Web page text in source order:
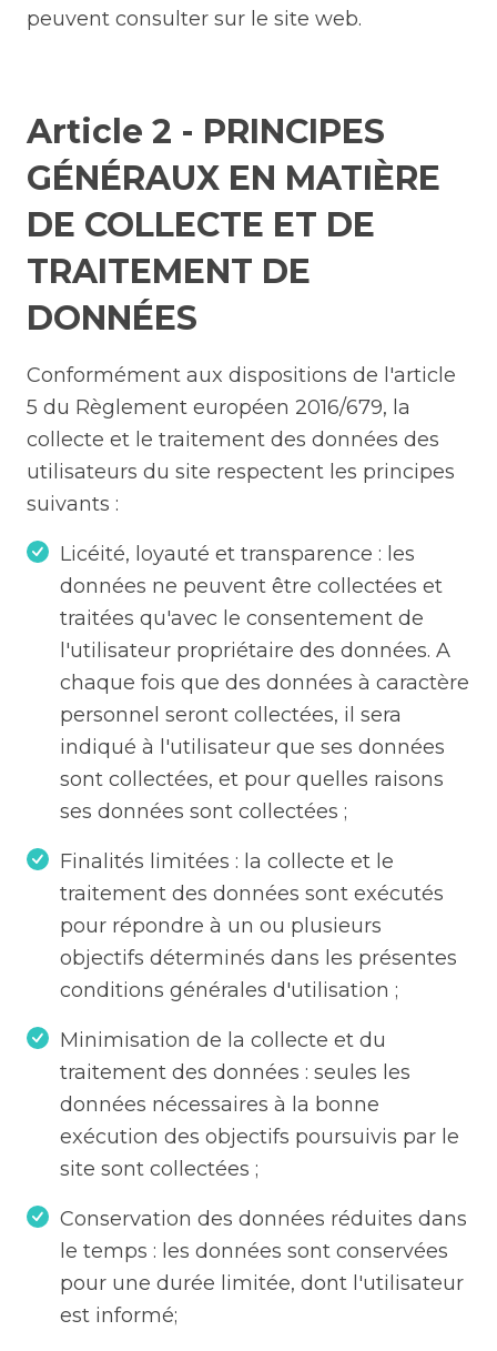
peuvent consulter sur le site web.
Article 2 - PRINCIPES
GÉNÉRAUX EN MATIÈRE
DE COLLECTE ET DE
TRAITEMENT DE
DONNÉES
Conformément aux dispositions de l'article
5 du Règlement européen 2016/679, la
collecte et le traitement des données des
utilisateurs du site respectent les principes
suivants :
Licéité, loyauté et transparence : les
données ne peuvent être collectées et
traitées qu'avec le consentement de
l'utilisateur propriétaire des données. A
chaque fois que des données à caractère
personnel seront collectées, il sera
indiqué à l'utilisateur que ses données
sont collectées, et pour quelles raisons
ses données sont collectées ;
Finalités limitées : la collecte et le
traitement des données sont exécutés
pour répondre à un ou plusieurs
objectifs déterminés dans les présentes
conditions générales d'utilisation ;
Minimisation de la collecte et du
traitement des données : seules les
données nécessaires à la bonne
exécution des objectifs poursuivis par le
site sont collectées ;
Conservation des données réduites dans
le temps : les données sont conservées
pour une durée limitée, dont l'utilisateur
est informé;